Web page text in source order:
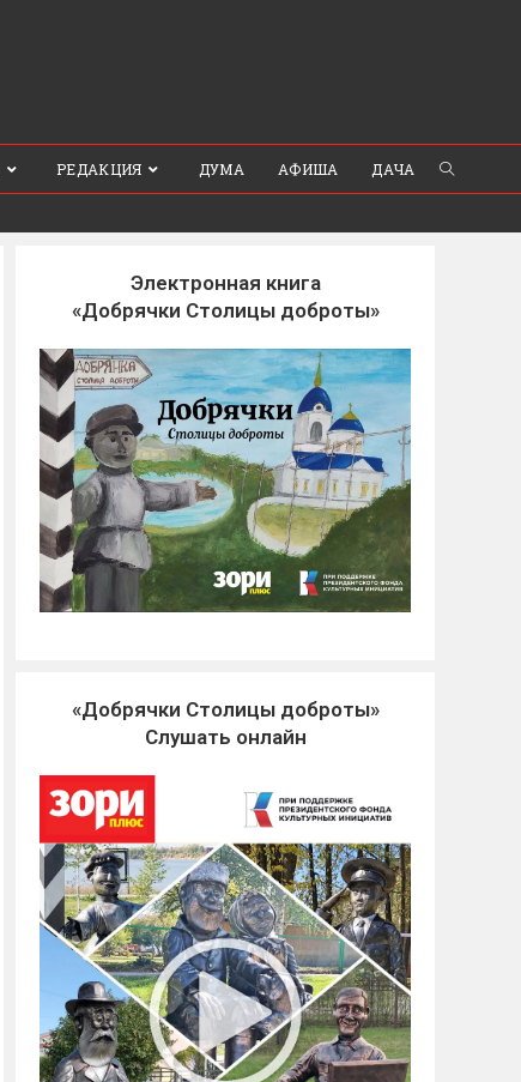
РЕДАКЦИЯ ДУМА АФИША ДАЧА
Электронная книга
«Добрячки Столицы доброты»
«Добрячки Столицы доброты»
Слушать онлайн